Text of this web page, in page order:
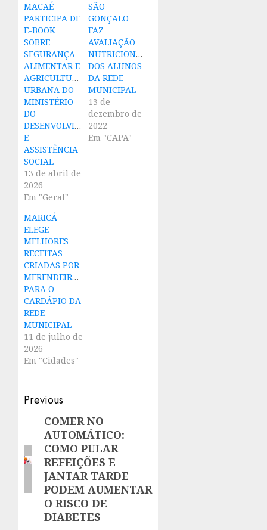
MACAÉ
PARTICIPA DE
E-BOOK
SOBRE
SEGURANÇA
ALIMENTAR E
AGRICULTURA
URBANA DO
MINISTÉRIO
DO
DESENVOLVIMENTO
E
ASSISTÊNCIA
SOCIAL
13 de abril de
2026
Em "Geral"
SÃO
GONÇALO
FAZ
AVALIAÇÃO
NUTRICIONAL
DOS ALUNOS
DA REDE
MUNICIPAL
13 de
dezembro de
2022
Em "CAPA"
MARICÁ
ELEGE
MELHORES
RECEITAS
CRIADAS POR
MERENDEIRAS
PARA O
CARDÁPIO DA
REDE
MUNICIPAL
11 de julho de
2026
Em "Cidades"
Post
navigation
Previous
Previous
post:
COMER NO
AUTOMÁTICO:
COMO PULAR
REFEIÇÕES E
JANTAR TARDE
PODEM AUMENTAR
O RISCO DE
DIABETES